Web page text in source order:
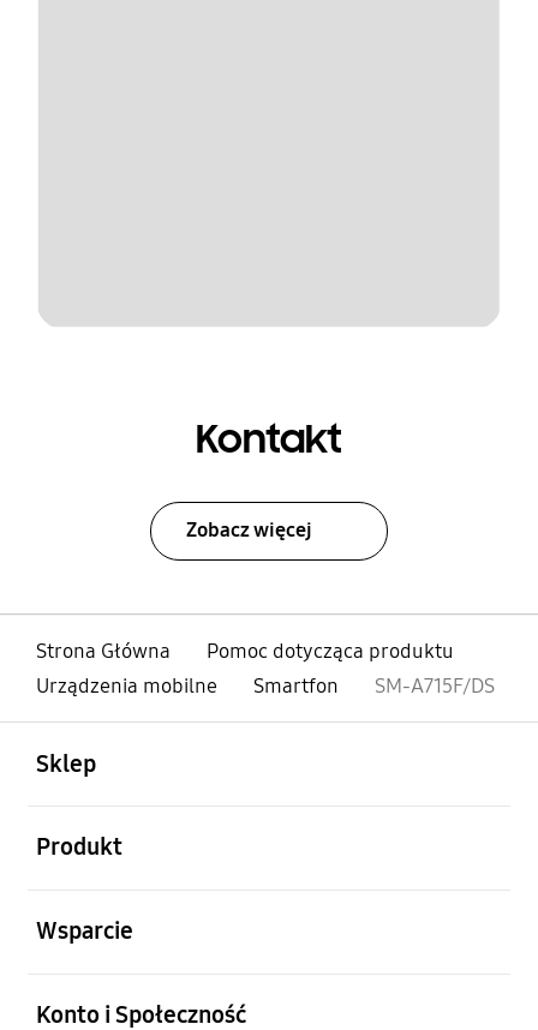
Kontakt
Zobacz więcej
Strona Główna
Pomoc dotycząca produktu
Urządzenia mobilne
Smartfon SM-A715F/DS
Sklep
Produkt
Wsparcie
Konto i Społeczność